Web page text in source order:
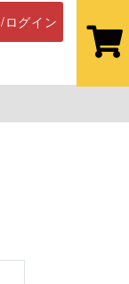
ログイン